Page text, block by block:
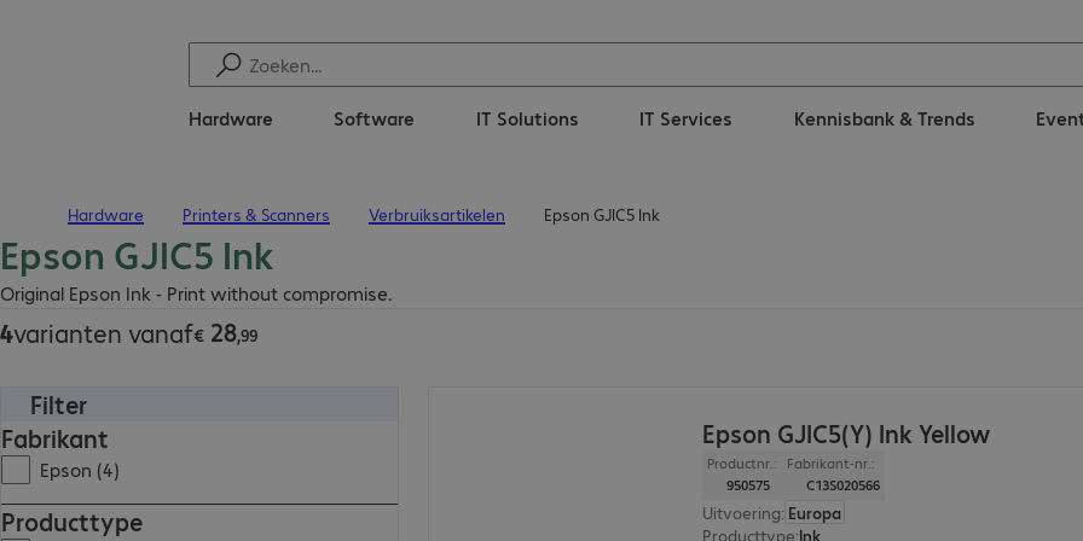
Hardware Software IT Solutions IT Services Kennisbank & Trends
Hardware Printers & Scanners Verbruiksartikelen Epson GJIC5 Ink
Epson GJIC5 Ink
Original Epson Ink - Print without compromise.
4varianten vanaf€ 28,99
€ 28,99
Filter
Fabrikant
Epson (4)
Producttype
Epson GJIC5(Y) Ink Yellow
Productnr.:
950575
Fabrikant-nr.:
C13S020566
Uitvoering: Europa
Producttype:Ink